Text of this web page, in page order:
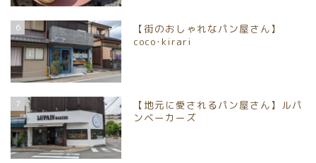
6
【街のおしゃれなパン屋さん】
coco･kirari
7
【地元に愛されるパン屋さん】ルパ
ンベーカーズ